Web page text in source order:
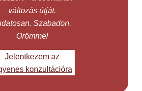
változás útját.
Szabadon.
Örömmel
Jelentkezem az
konzultációra